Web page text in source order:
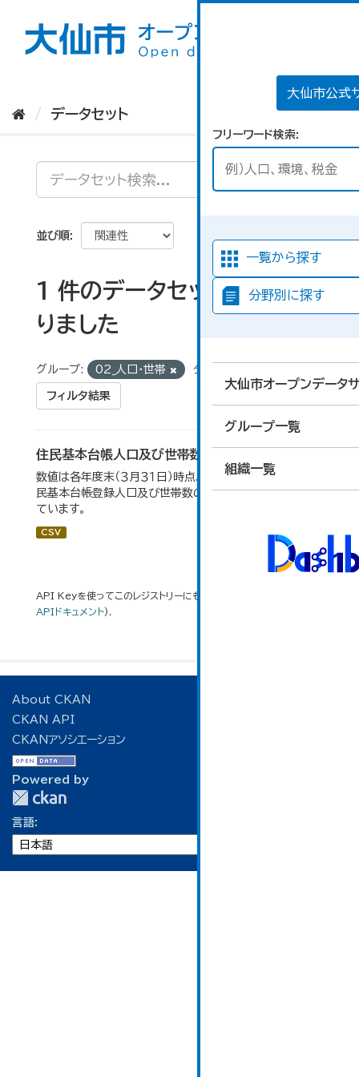
大仙市公式
フリーワード検索
一覧から探す
分野別に探す
大仙市オープンデータ
グループ一覧
組織一覧
データセット
並び順
1 件のデータセットが見つか
りました
グループ: 02_人口・世帯 タグ:
フィルタ結果
住民基本台帳人口及び世帯数の推移
数値は各年度末（３月３１日）時点。大仙市の統計「2-9 住
民基本台帳登録人口及び世帯数の推移」のデータを参照し
ています。
CSV
API Keyを使ってこのレジストリーにもアクセス可能です
APIドキュメント).
About CKAN
CKAN API
CKANアソシエーション
Powered by
言語